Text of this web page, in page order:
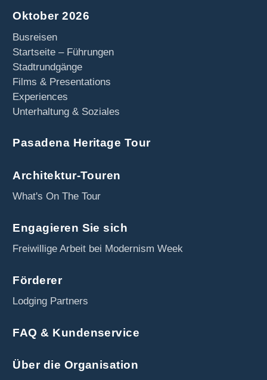
Oktober 2026
Busreisen
Startseite – Führungen
Stadtrundgänge
Films & Presentations
Experiences
Unterhaltung & Soziales
Pasadena Heritage Tour
Architektur-Touren
What's On The Tour
Engagieren Sie sich
Freiwillige Arbeit bei Modernism Week
Förderer
Lodging Partners
FAQ & Kundenservice
Über die Organisation